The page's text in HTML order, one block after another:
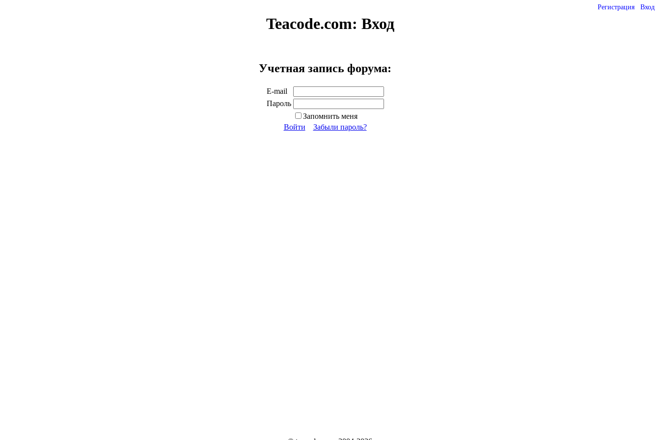
Регистрация Вход
Teacode.com: Вход
Учетная запись форума:
E-mail
Пароль
Запомнить меня
Войти
Забыли пароль?